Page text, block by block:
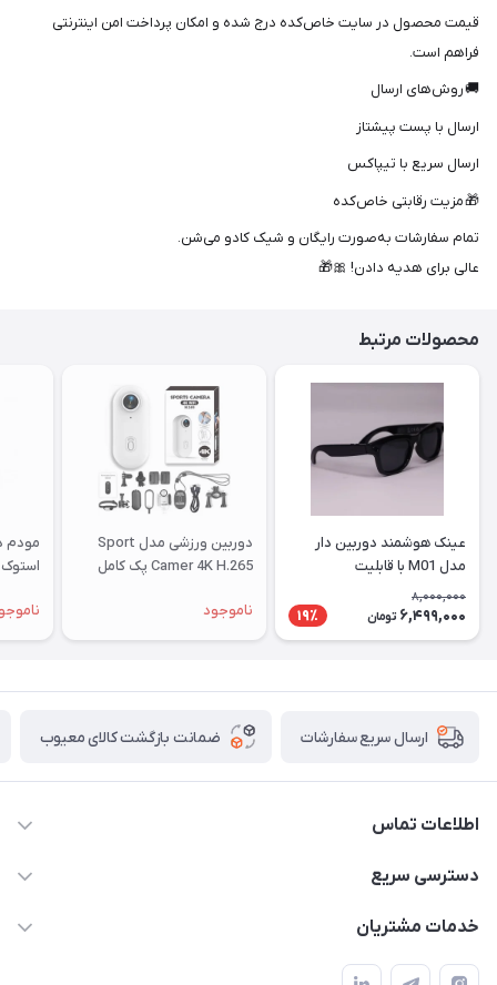
قیمت محصول در سایت خاص‌کده درج شده و امکان پرداخت امن اینترنتی
فراهم است.
🚚 روش‌های ارسال
ارسال با پست پیشتاز
ارسال سریع با تیپاکس
🎁 مزیت رقابتی خاص‌کده
تمام سفارشات به‌صورت رایگان و شیک کادو می‌شن.
عالی برای هدیه دادن! 🎀🎁
محصولات مرتبط
عینک هوشمند دوربین دار
مدل M01 با قابلیت
فیلم‌برداری ۴K
8,000,000
6,499,000 تومان 19٪
دوربین ورزشی مدل Sport
Camer 4K H.265 پک کامل
ناموجود
ارسال سریع سفارشات ضمانت بازگشت کالای معیوب
اطلاعات تماس
واتساپ و تماس 09910568493
دسترسی سریع
حساب کاربری
خدمات مشتریان
قوانین و مقررات